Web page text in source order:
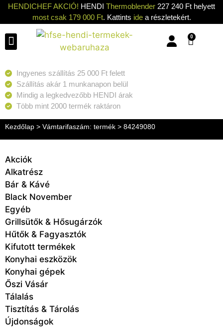
HENDICHEF AKCIÓ! HENDI Thermoblender 227 240 Ft helyett
most csak 179 000 Ft. Kattints idea részletekért.
0
Ingyenes szállítás 25 000 Ft felett
Szállítás akár 1 munkanapon belül
Mindig a legkedvezőbb HENDI árak
Több mint 2000 termék raktáron
Kezdőlap > Vámtarifaszám: termék > 84249080
Akciók
Alkatrész
Bár & Kávé
Black November
Egyéb
Grillsütők & Hősugárzók
Hűtők & Fagyasztók
Kifutott termékek
Konyhai eszközök
Konyhai gépek
Őszi Vásár
Tálalás
Tisztítás & Tárolás
Újdonságok